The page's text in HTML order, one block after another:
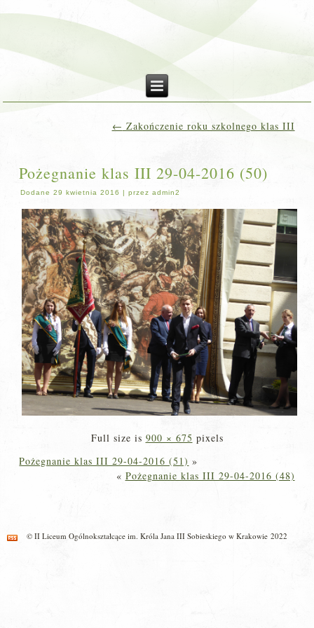
← Zakończenie roku szkolnego klas III
Pożegnanie klas III 29-04-2016 (50)
Dodane 29 kwietnia 2016 |przez admin2
Full size is 900 × 675 pixels
Pożegnanie klas III 29-04-2016 (51) »
« Pożegnanie klas III 29-04-2016 (48)
© II Liceum Ogólnokształcące im. Króla Jana III Sobieskiego w Krakowie 2022